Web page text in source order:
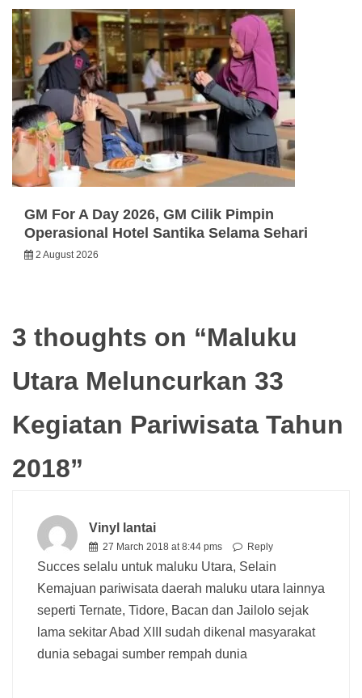
GM For A Day 2026, GM Cilik Pimpin
Operasional Hotel Santika Selama Sehari
2 August 2026
3 thoughts on “Maluku
Utara Meluncurkan 33
Kegiatan Pariwisata Tahun
2018”
Vinyl lantai
27 March 2018 at 8:44 pms Reply
Succes selalu untuk maluku Utara, Selain
Kemajuan pariwisata daerah maluku utara lainnya
seperti Ternate, Tidore, Bacan dan Jailolo sejak
lama sekitar Abad XIII sudah dikenal masyarakat
dunia sebagai sumber rempah dunia